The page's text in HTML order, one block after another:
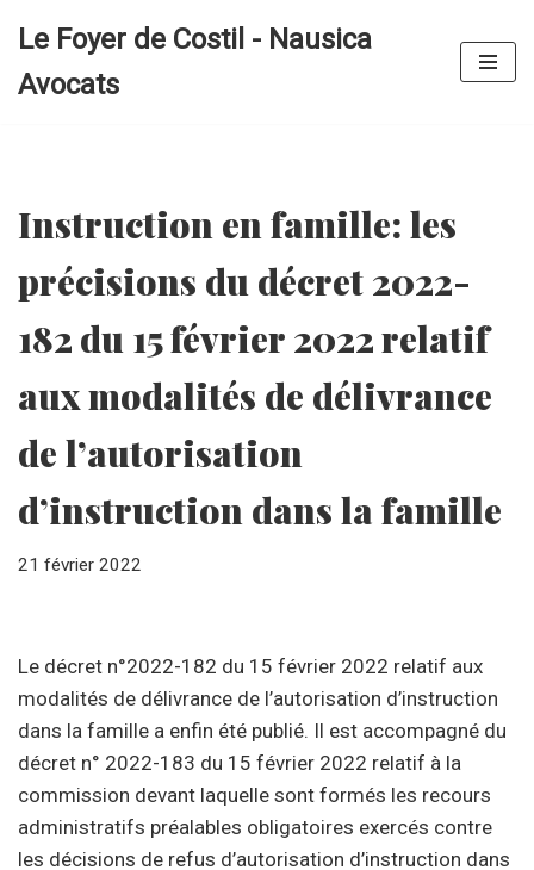
au
Le Foyer de Costil - Nausica
Avocats
Instruction en famille: les
précisions du décret 2022-
182 du 15 février 2022 relatif
aux modalités de délivrance
de l’autorisation
d’instruction dans la famille
21 février 2022
Le décret n°2022-182 du 15 février 2022 relatif aux
modalités de délivrance de l’autorisation d’instruction
dans la famille a enfin été publié. Il est accompagné du
décret n° 2022-183 du 15 février 2022 relatif à la
commission devant laquelle sont formés les recours
administratifs préalables obligatoires exercés contre
les décisions de refus d’autorisation d’instruction dans